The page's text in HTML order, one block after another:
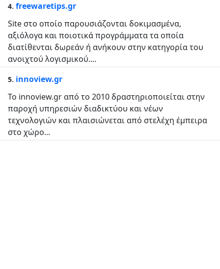
4. freewaretips.gr
Site στο οποίο παρουσιάζονται δοκιμασμένα,
αξιόλογα και ποιοτικά προγράμματα τα οποία
διατίθενται δωρεάν ή ανήκουν στην κατηγορία του
ανοιχτού λογισμικού....
5. innoview.gr
Το innoview.gr από το 2010 δραστηριοποιείται στην
παροχή υπηρεσιών διαδικτύου και νέων
τεχνολογιών και πλαισιώνεται από στελέχη έμπειρα
στο χώρο...